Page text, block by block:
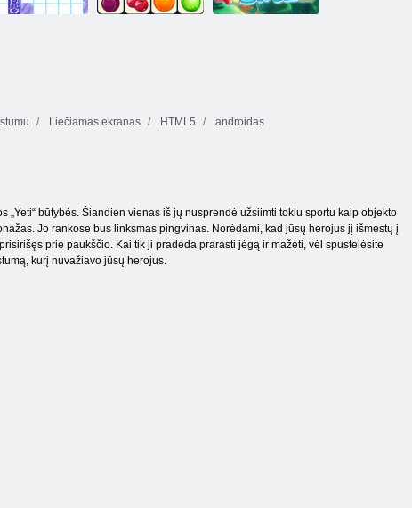
Liečiamas ekranas HTML5 androidas
būtybės. Šiandien vienas iš jų nusprendė užsiimti tokiu sportu kaip objekto
Jo rankose bus linksmas pingvinas. Norėdami, kad jūsų herojus jį išmestų į
prie paukščio. Kai tik ji pradeda prarasti jėgą ir mažėti, vėl spustelėsite
kurį nuvažiavo jūsų herojus.